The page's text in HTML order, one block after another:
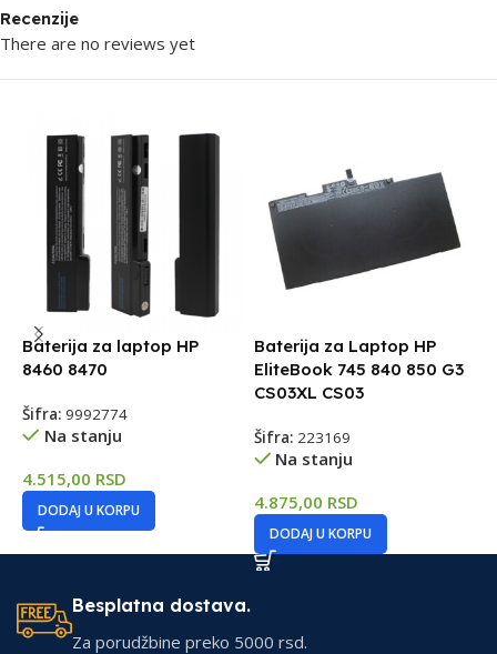
Recenzije
There are no reviews yet
Baterija za laptop HP
8460 8470
Šifra: 9992774
Na stanju
4.515,00 RSD
DODAJ U KORPU
Baterija za Laptop HP
EliteBook 745 840 850 G3
CS03XL CS03
Šifra: 223169
Na stanju
4.875,00 RSD
DODAJ U KORPU
Besplatna dostava.
Za porudžbine preko 5000 rsd.